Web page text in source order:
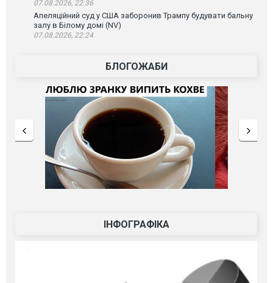
07.08.2026, 22:36
Апеляційний суд у США заборонив Трампу будувати бальну
залу в Білому домі (NV)
07.08.2026, 22:24
БЛОГОЖАБИ
ІНФОГРАФІКА